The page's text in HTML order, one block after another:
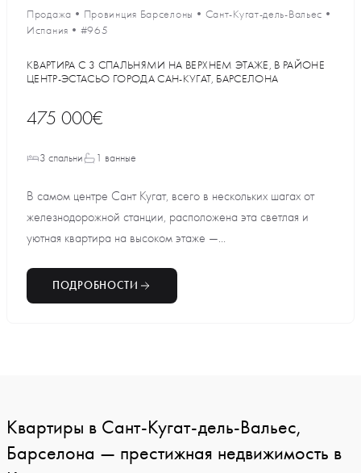
Продажа • Провинция Барселоны • Сант-Кугат-дель-Вальес •
Испания • #965
КВАРТИРА С 3 СПАЛЬНЯМИ НА ВЕРХНЕМ ЭТАЖЕ, В РАЙОНЕ
ЦЕНТР-ЭСТАСЬО ГОРОДА САН-КУГАТ, БАРСЕЛОНА
475 000€
3 спальни 1 ванные
В самом центре Сант Кугат, всего в нескольких шагах от
железнодорожной станции, расположена эта светлая и
уютная квартира на высоком этаже —...
ПОДРОБНОСТИ
Квартиры в Сант-Кугат-дель-Вальес,
Барселона — престижная недвижимость в